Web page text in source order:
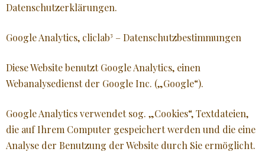
Datenschutzerklärungen.
Google Analytics, cliclab³ – Datenschutzbestimmungen
Diese Website benutzt Google Analytics, einen
Webanalysedienst der Google Inc. („Google“).
Google Analytics verwendet sog. „Cookies“, Textdateien,
die auf Ihrem Computer gespeichert werden und die eine
Analyse der Benutzung der Website durch Sie ermöglicht.